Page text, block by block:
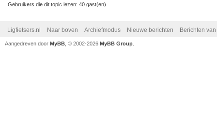
Gebruikers die dit topic lezen: 40 gast(en)
Ligfietsers.nl Naar boven Archiefmodus Nieuwe berichten Berichten
Aangedreven door MyBB , © 2002-2026 MyBB Group